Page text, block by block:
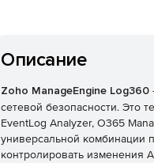
Описание
Zoho ManageEngine Log360
сетевой безопасности. Это
EventLog Analyzer, O365
универсальной комбинации
контролировать изменения